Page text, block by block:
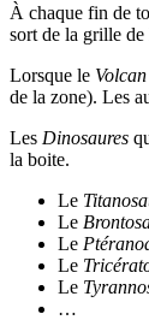
À chaque fin de
sort de la grille de
Lorsque le Volcan
de la zone). Les
Les Dinosaures
la boite.
Le
Le
Le
Le
Le
…